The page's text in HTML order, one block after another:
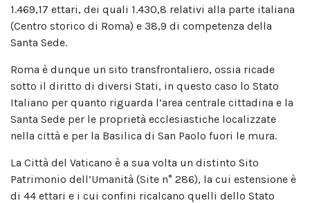
1.469,17 ettari, dei quali 1.430,8 relativi alla parte italiana
(Centro storico di Roma) e 38,9 di competenza della
Santa Sede.
Roma è dunque un sito transfrontaliero, ossia ricade
sotto il diritto di diversi Stati, in questo caso lo Stato
Italiano per quanto riguarda l’area centrale cittadina e la
Santa Sede per le proprietà ecclesiastiche localizzate
nella città e per la Basilica di San Paolo fuori le mura.
La Città del Vaticano è a sua volta un distinto Sito
Patrimonio dell’Umanità (Site n° 286), la cui estensione è
di 44 ettari e i cui confini ricalcano quelli dello Stato